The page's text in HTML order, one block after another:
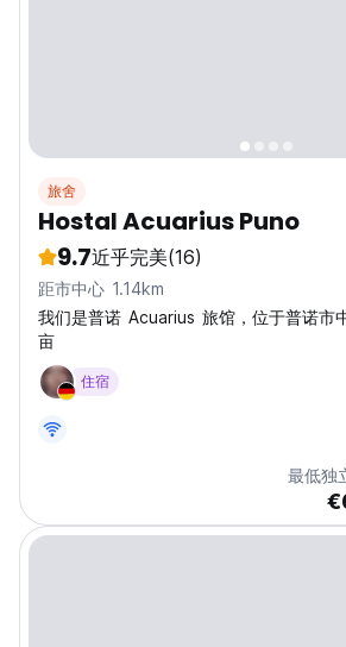
旅舍
Hostal Acuarius Puno
9.7近乎完美(16)
距市中心 1.14km
我们是普诺 Acuarius 旅馆，位于普诺市
亩
住宿
最低独